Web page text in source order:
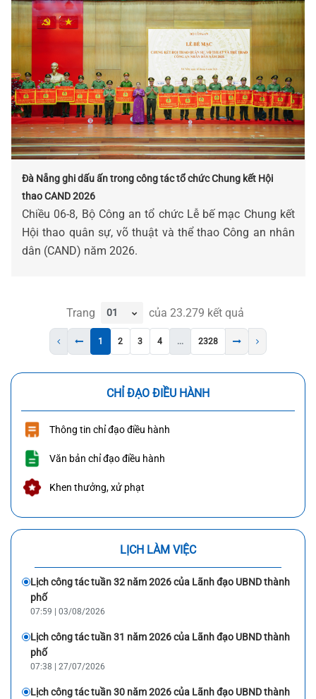
Đà Nẵng ghi dấu ấn trong công tác tổ chức Chung kết Hội
thao CAND 2026
Chiều 06-8, Bộ Công an tổ chức Lễ bế mạc Chung kết
Hội thao quân sự, võ thuật và thể thao Công an nhân
dân (CAND) năm 2026.
Trang của 23.279 kết quả
1 2 3 4 ... 2328
CHỈ ĐẠO ĐIỀU HÀNH
Thông tin chỉ đạo điều hành
Văn bản chỉ đạo điều hành
Khen thưởng, xử phạt
LỊCH LÀM VIỆC
Lịch công tác tuần 32 năm 2026 của Lãnh đạo UBND thành
phố
07:59 | 03/08/2026
Lịch công tác tuần 31 năm 2026 của Lãnh đạo UBND thành
phố
07:38 | 27/07/2026
Lịch công tác tuần 30 năm 2026 của Lãnh đạo UBND thành